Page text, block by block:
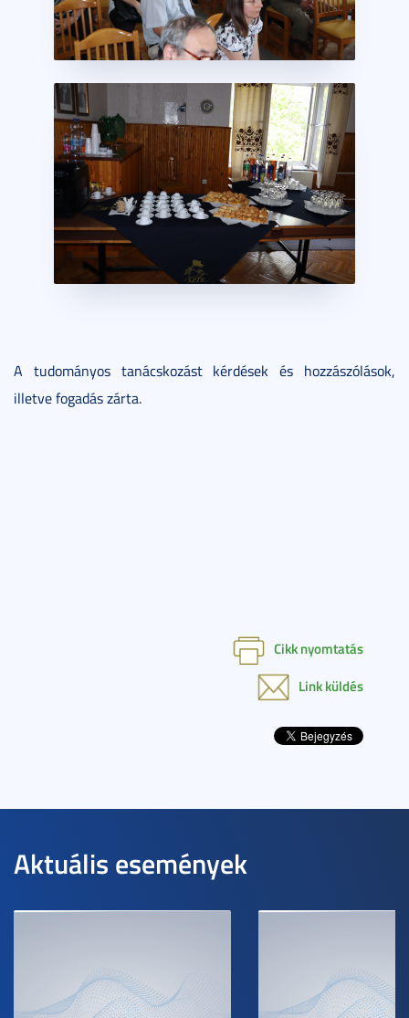
A tudományos tanácskozást kérdések és hozzászólások,
illetve fogadás zárta.
Cikk nyomtatás
Link küldés
Aktuális események